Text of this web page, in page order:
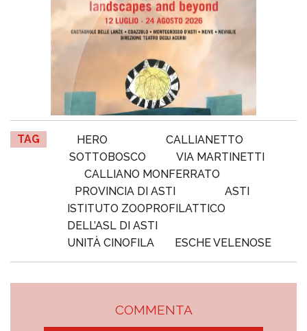
TAG HERO
CALLIANETTO
SOTTOBOSCO
VIA MARTINETTI
CALLIANO MONFERRATO
PROVINCIA DI ASTI
ASTI
ISTITUTO ZOOPROFILATTICO
DELL’ASL DI ASTI
UNITÀ CINOFILA
ESCHE VELENOSE
COMMENTA